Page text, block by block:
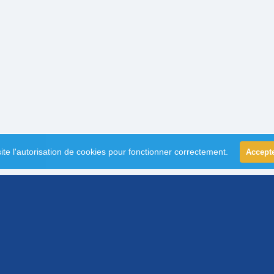
l'autorisation de cookies pour fonctionner correctement.